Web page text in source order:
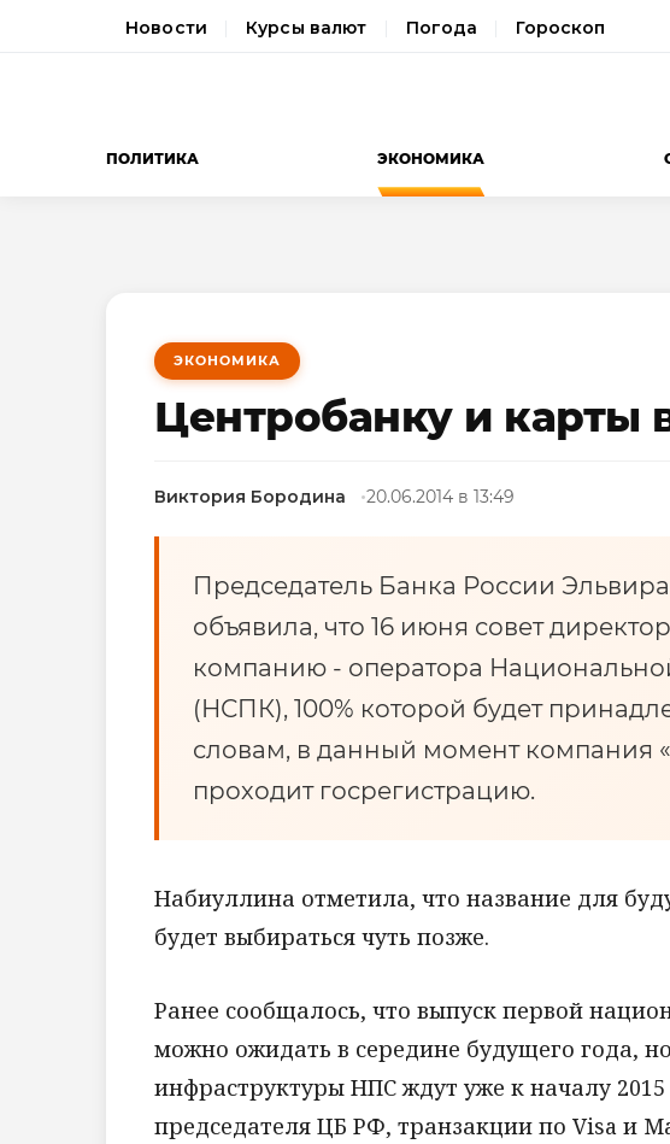
Новости Курсы валют Погода Гороскоп
ПОЛИТИКА ЭКОНОМИКА
ЭКОНОМИКА
Центробанку и карты
Виктория Бородина 20.06.2014 в 13:49
Председатель Банка России
объявила, что 16 июня совет
компанию - оператора
(НСПК), 100% которой будет
словам, в данный момент компания
проходит госрегистрацию.
Набиуллина отметила, что название для
будет выбираться чуть позже.
Ранее сообщалось, что выпуск первой
можно ожидать в середине будущего года,
инфраструктуры НПС ждут уже к началу
председателя ЦБ РФ, транзакции по Visa и